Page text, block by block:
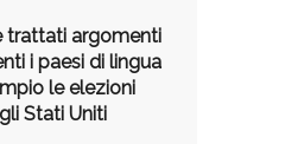
trattati argomenti
i paesi di lingua
le elezioni
Stati Uniti